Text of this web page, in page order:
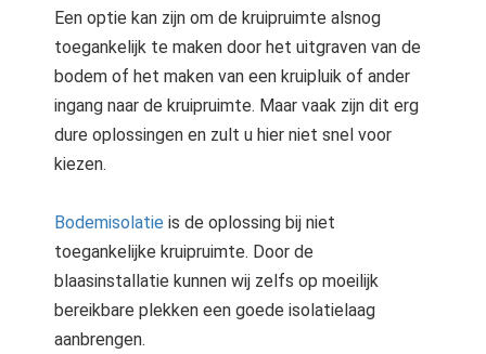
Een optie kan zijn om de kruipruimte alsnog
toegankelijk te maken door het uitgraven van de
bodem of het maken van een kruipluik of ander
ingang naar de kruipruimte. Maar vaak zijn dit erg
dure oplossingen en zult u hier niet snel voor
kiezen.
Bodemisolatie is de oplossing bij niet
toegankelijke kruipruimte. Door de
blaasinstallatie kunnen wij zelfs op moeilijk
bereikbare plekken een goede isolatielaag
aanbrengen.